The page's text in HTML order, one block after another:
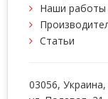
Наши работы
Статьи
03056, Украина,